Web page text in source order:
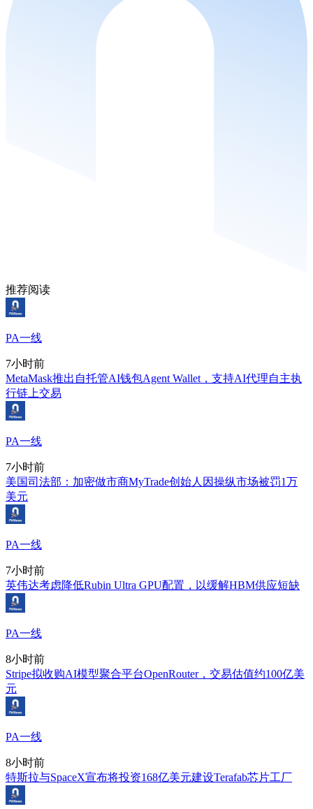
推荐阅读
PA一线
7小时前
MetaMask推出自托管AI钱包Agent Wallet，支持AI代理自主执
行链上交易
PA一线
7小时前
美国司法部：加密做市商MyTrade创始人因操纵市场被罚1万
美元
PA一线
7小时前
英伟达考虑降低Rubin Ultra GPU配置，以缓解HBM供应短缺
PA一线
8小时前
Stripe拟收购AI模型聚合平台OpenRouter，交易估值约100亿美
元
PA一线
8小时前
特斯拉与SpaceX宣布将投资168亿美元建设Terafab芯片工厂